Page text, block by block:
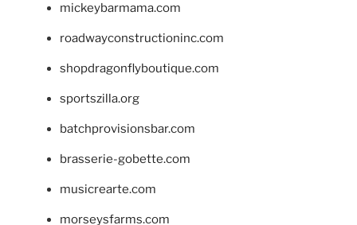
mickeybarmama.com
roadwayconstructioninc.com
shopdragonflyboutique.com
sportszilla.org
batchprovisionsbar.com
brasserie-gobette.com
musicrearte.com
morseysfarms.com